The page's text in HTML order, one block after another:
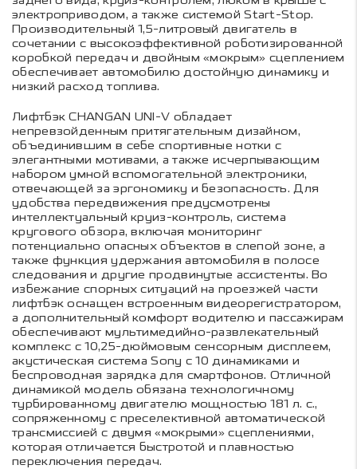
электроприводом, а также системой Start-Stop.
Производительный 1,5-литровый двигатель в
сочетании с высокоэффективной роботизированной
коробкой передач и двойным «мокрым» сцеплением
обеспечивает автомобилю достойную динамику и
низкий расход топлива.
Лифтбэк CHANGAN UNI-V обладает
непревзойденным притягательным дизайном,
объединившим в себе спортивные нотки с
элегантными мотивами, а также исчерпывающим
набором умной вспомогательной электроники,
отвечающей за эргономику и безопасность. Для
удобства передвижения предусмотрены
интеллектуальный круиз-контроль, система
кругового обзора, включая мониторинг
потенциально опасных объектов в слепой зоне, а
также функция удержания автомобиля в полосе
следования и другие продвинутые ассистенты. Во
избежание спорных ситуаций на проезжей части
лифтбэк оснащен встроенным видеорегистратором,
а дополнительный комфорт водителю и пассажирам
обеспечивают мультимедийно-развлекательный
комплекс с 10,25-дюймовым сенсорным дисплеем,
акустическая система Sony с 10 динамиками и
беспроводная зарядка для смартфонов. Отличной
динамикой модель обязана технологичному
турбированному двигателю мощностью 181 л. с.,
сопряженному с преселективной автоматической
трансмиссией с двумя «мокрыми» сцеплениями,
которая отличается быстротой и плавностью
переключения передач.